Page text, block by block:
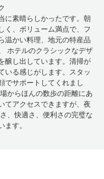
に素晴らしかったです。朝
く、ボリューム満点で、フ
温かい料理、地元の特産品
ホテルのクラシックなデザ
醸し出しています。清掃が
いる感じがします。スタッ
でサポートしてくれまし
からほんの数歩の距離にあ
てアクセスできますが、夜
、快適さ、便利さの完璧な
す。